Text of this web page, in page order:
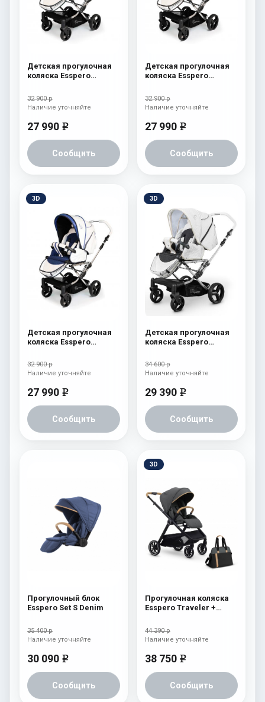
Детская прогулочная
коляска Esspero
Green
32 900 р
27 990 e
Сообщить
Наличие уточняйте
Детская прогулочная
коляска Esspero
Brown
32 900 р
27 990 e
Сообщить
Наличие уточняйте
3D
Детская прогулочная
коляска Esspero
Ocean
32 900 р
27 990 e
Сообщить
Наличие уточняйте
3D
Детская прогулочная
коляска Esspero
34 600 р
29 390 e
Сообщить
Наличие уточняйте
Прогулочный блок
Esspero Set S Denim
35 400 р
30 090 e
Сообщить
Наличие уточняйте
3D
Прогулочная коляска
Esspero Traveler +
44 390 р
38 750 e
Сообщить
Наличие уточняйте